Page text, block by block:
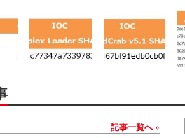
記事一覧へ